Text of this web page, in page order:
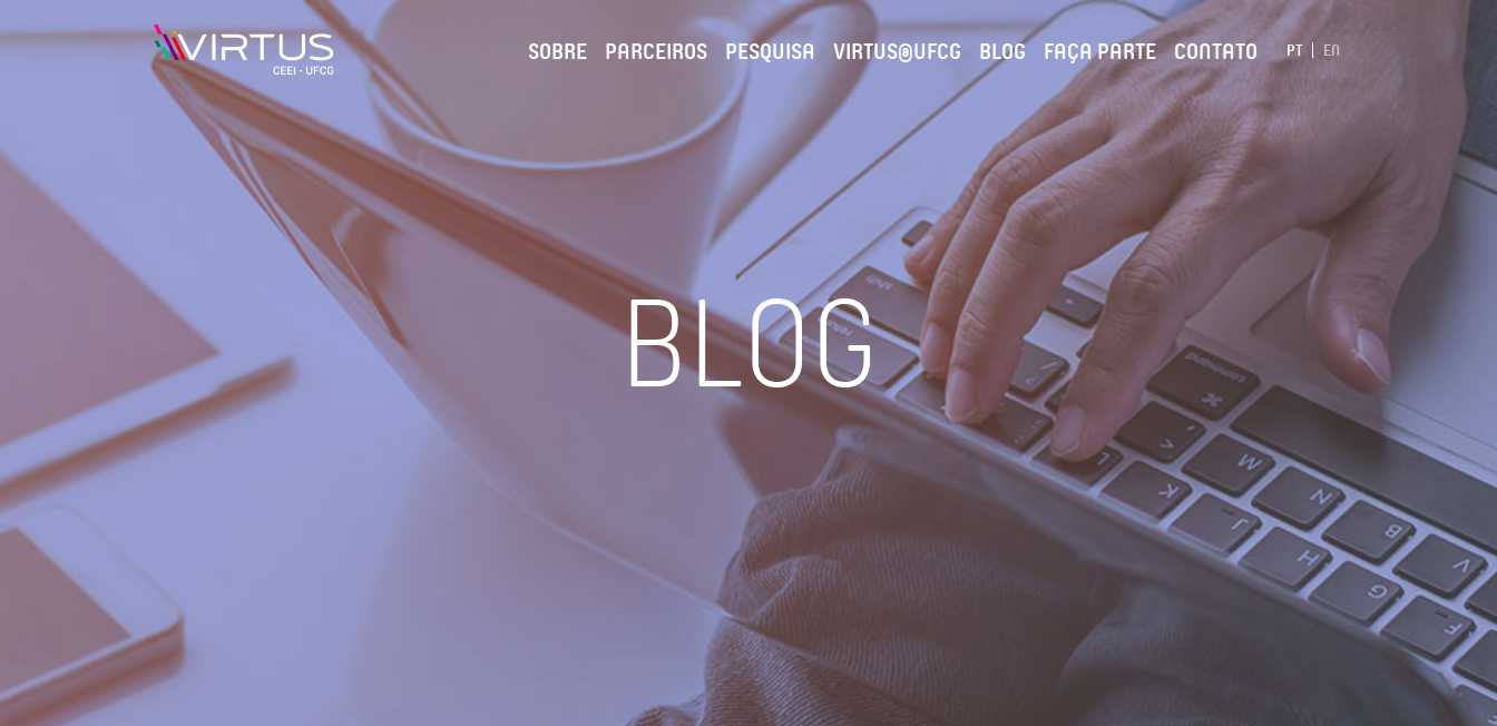
SOBRE PARCEIROS PESQUISA VIRTUS@UFCG BLOG FAÇA PARTE CONTATO PT EN
BLOG